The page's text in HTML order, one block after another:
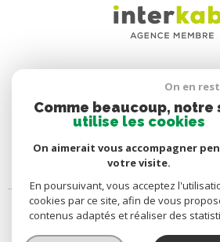
On en
Comme beaucoup, notre
utilise les cookies
On aimerait vous accompagner
votre visite.
En poursuivant, vous acceptez
cookies par ce site, afin de vous
contenus adaptés et réaliser des